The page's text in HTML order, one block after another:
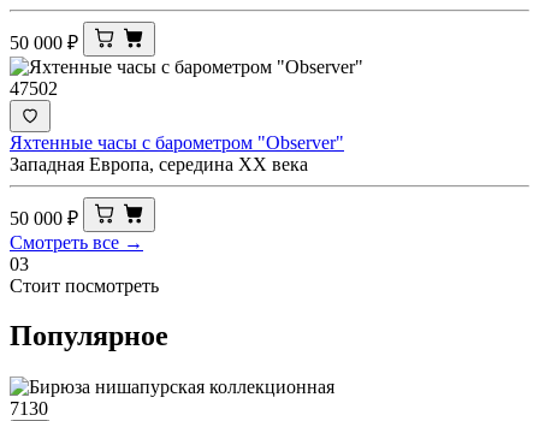
50 000 ₽
47502
Яхтенные часы с барометром "Observer"
Западная Европа, середина XX века
50 000 ₽
Смотреть все →
03
Стоит посмотреть
Популярное
7130